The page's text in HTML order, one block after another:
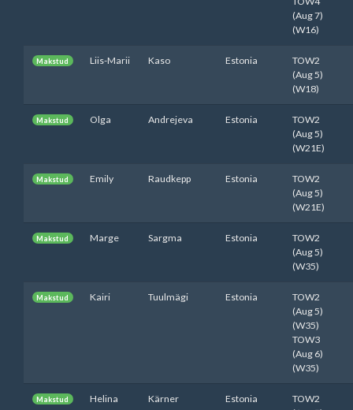
(Aug 7)
(W16)
Makstud Liis-Marii Kaso Estonia
TOW2
(Aug 5)
(W18)
Makstud Olga Andrejeva Estonia
TOW2
(Aug 5)
(W21E)
Makstud Emily Raudkepp Estonia
TOW2
(Aug 5)
(W21E)
Makstud Marge Sargma Estonia
TOW2
(Aug 5)
(W35)
Makstud Kairi Tuulmägi Estonia
TOW2
(Aug 5)
(W35)
TOW3
(Aug 6)
(W35)
Makstud Helina Kärner Estonia
TOW2